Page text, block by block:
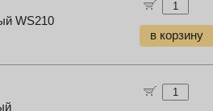
WS210
в корзину